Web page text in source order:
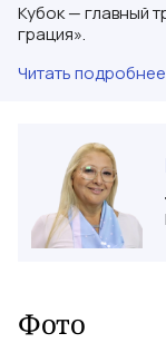
Кубок — главный
грация».
Читать подробнее
Фото